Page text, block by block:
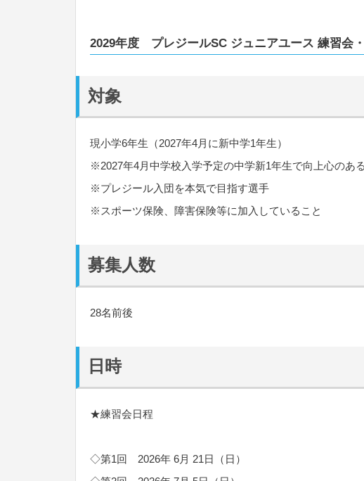
2029年度 プレジールSC ジュニアユース 練習会
対象
現小学6年生（2027年4月に新中学1年生）
※2027年4月中学校入学予定の中学新1年生で向上心のあ
※プレジール入団を本気で目指す選手
※スポーツ保険、障害保険等に加入していること
募集人数
28名前後
日時
★練習会日程
◇第1回 2026年 6月 21日（日）